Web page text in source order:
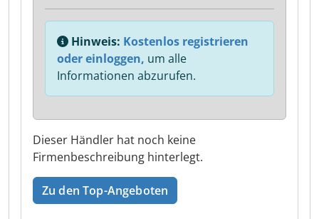
Dieser Händler hat noch keine
Firmenbeschreibung hinterlegt.
Zu den Top-Angeboten
Hinweis: Kostenlos registrieren
oder einloggen, um alle
Informationen abzurufen.